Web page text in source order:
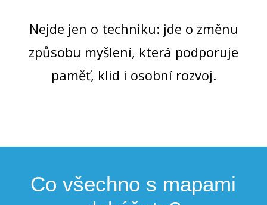
Nejde jen o techniku: jde o změnu
způsobu myšlení, která podporuje
paměť, klid i osobní rozvoj.
Co všechno s mapami